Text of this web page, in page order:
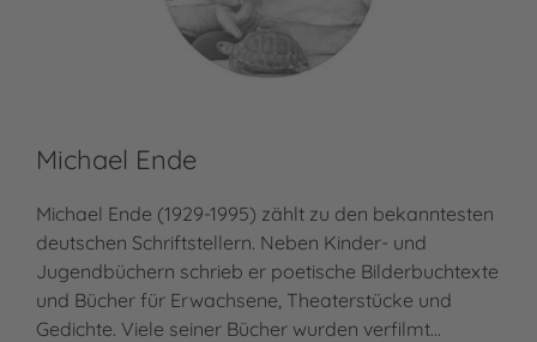
Michael Ende
Michael Ende (1929-1995) zählt zu den bekanntesten
deutschen Schriftstellern. Neben Kinder- und
Jugendbüchern schrieb er poetische Bilderbuchtexte
und Bücher für Erwachsene, Theaterstücke und
Gedichte. Viele seiner Bücher wurden verfilmt…